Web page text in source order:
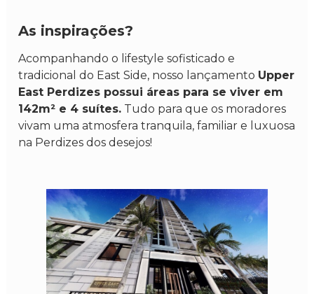
As inspirações?
Acompanhando o lifestyle sofisticado e
tradicional do East Side, nosso lançamento Upper
East Perdizes possui áreas para se viver em
142m² e 4 suítes. Tudo para que os moradores
vivam uma atmosfera tranquila, familiar e luxuosa
na Perdizes dos desejos!